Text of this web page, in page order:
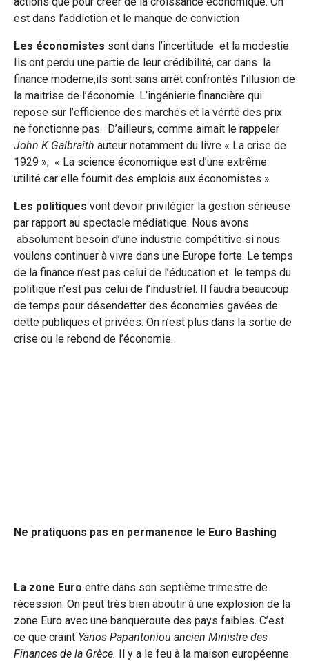
est dans l’addiction et le manque de conviction
Les économistes sont dans l’incertitude et la modestie.
Ils ont perdu une partie de leur crédibilité, car dans la
finance moderne,ils sont sans arrêt confrontés l’illusion de
la maitrise de l’économie. L’ingénierie financière qui
repose sur l’efficience des marchés et la vérité des prix
ne fonctionne pas. D’ailleurs, comme aimait le rappeler
John K Galbraith auteur notamment du livre « La crise de
1929 », « La science économique est d’une extrême
utilité car elle fournit des emplois aux économistes »
Les politiques vont devoir privilégier la gestion sérieuse
par rapport au spectacle médiatique. Nous avons
absolument besoin d’une industrie compétitive si nous
voulons continuer à vivre dans une Europe forte. Le temps
de la finance n’est pas celui de l’éducation et le temps du
politique n’est pas celui de l’industriel. Il faudra beaucoup
de temps pour désendetter des économies gavées de
dette publiques et privées. On n’est plus dans la sortie de
crise ou le rebond de l’économie.
Ne pratiquons pas en permanence le Euro Bashing
La zone Euro entre dans son septième trimestre de
récession. On peut très bien aboutir à une explosion de la
zone Euro avec une banqueroute des pays faibles. C’est
ce que craint Yanos Papantoniou ancien Ministre des
Finances de la Grèce. Il y a le feu à la maison européenne